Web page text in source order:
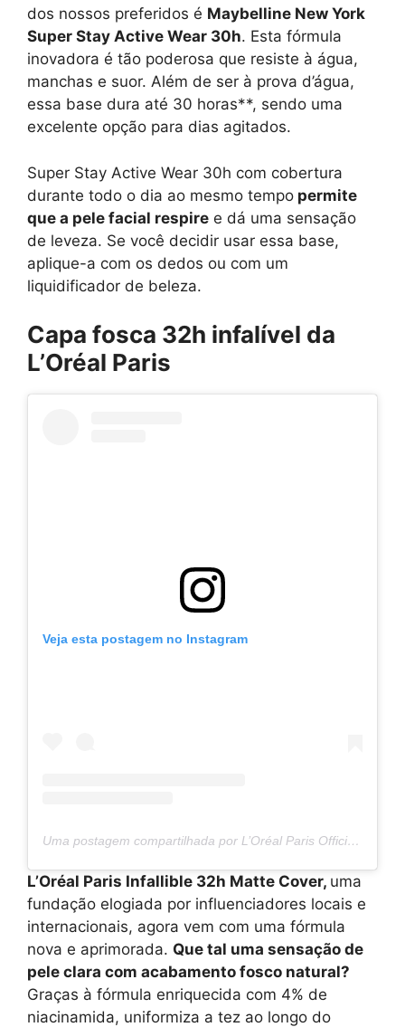
dos nossos preferidos é Maybelline New York
Super Stay Active Wear 30h. Esta fórmula
inovadora é tão poderosa que resiste à água,
manchas e suor. Além de ser à prova d’água,
essa base dura até 30 horas**, sendo uma
excelente opção para dias agitados.
Super Stay Active Wear 30h com cobertura
durante todo o dia ao mesmo tempo permite
que a pele facial respire e dá uma sensação
de leveza. Se você decidir usar essa base,
aplique-a com os dedos ou com um
liquidificador de beleza.
Capa fosca 32h infalível da
L’Oréal Paris
Veja esta postagem no Instagram
Uma postagem compartilhada por L’Oréal Paris Official (@lorealparis)
L’Oréal Paris Infallible 32h Matte Cover, uma
fundação elogiada por influenciadores locais e
internacionais, agora vem com uma fórmula
nova e aprimorada. Que tal uma sensação de
pele clara com acabamento fosco natural?
Graças à fórmula enriquecida com 4% de
niacinamida, uniformiza a tez ao longo do